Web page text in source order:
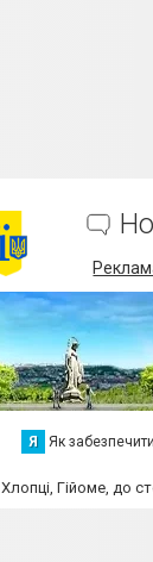
Я Як
Хлопці, Гійоме, до